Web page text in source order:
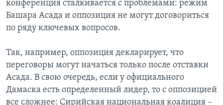
конференция сталкивается с проблемами: режим
Башара Асада и оппозиция не могут договориться
по ряду ключевых вопросов.
Так, например, оппозиция декларирует, что
переговоры могут начаться только после отставки
Асада. В свою очередь, если у официального
Дамаска есть определенный лидер, то с оппозицией
все сложнее: Сирийская национальная коалиция –